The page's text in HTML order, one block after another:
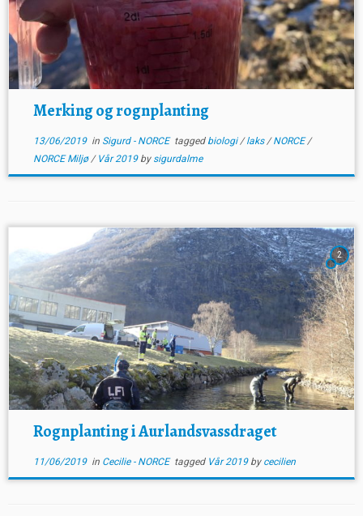
Merking og rognplanting
13/06/2019in Sigurd - NORCE tagged biologi/laks/NORCE/
NORCE Miljø/ Vår 2019 by sigurdalme
2
Rognplanting i Aurlandsvassdraget
11/06/2019in Cecilie - NORCE tagged Vår 2019 by cecilien